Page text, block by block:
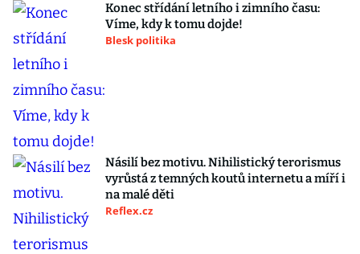
Konec střídání letního i zimního času:
Víme, kdy k tomu dojde!
Blesk politika
Násilí bez motivu. Nihilistický terorismus
vyrůstá z temných koutů internetu a míří i
na malé děti
Reflex.cz